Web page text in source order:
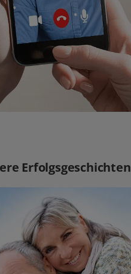
Erfolgsgeschichten